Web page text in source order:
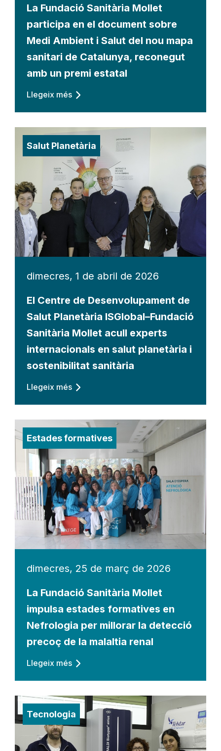
La Fundació Sanitària Mollet
participa en el document sobre
Medi Ambient i Salut del nou mapa
sanitari de Catalunya, reconegut
amb un premi estatal
Llegeix més
Salut Planetària
dimecres, 1 de abril de 2026
El Centre de Desenvolupament de
Salut Planetària ISGlobal–Fundació
Sanitària Mollet acull experts
internacionals en salut planetària i
sostenibilitat sanitària
Llegeix més
Estades formatives
dimecres, 25 de març de 2026
La Fundació Sanitària Mollet
impulsa estades formatives en
Nefrologia per millorar la detecció
precoç de la malaltia renal
Llegeix més
Tecnologia